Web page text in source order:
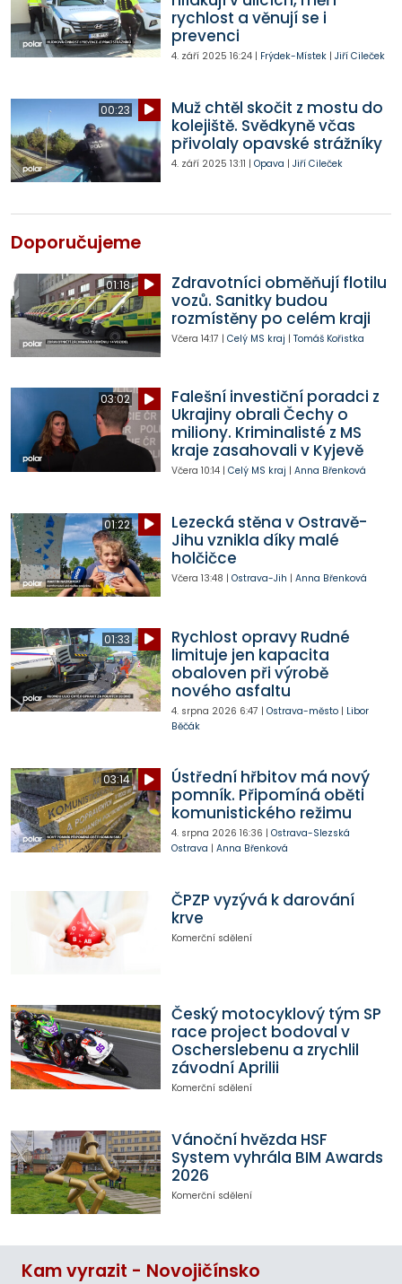
rychlost a věnují se i
prevenci
4. září 2025 16:24| Frýdek-Místek| Jiří Cileček
00:23
Muž chtěl skočit z mostu do
kolejiště. Svědkyně včas
přivolaly opavské strážníky
4. září 2025 13:11 | Opava | Jiří Cileček
Doporučujeme
01:18
Zdravotníci obměňují flotilu
vozů. Sanitky budou
rozmístěny po celém kraji
Včera 14:17 | Celý MS kraj | Tomáš Kořistka
03:02
Falešní investiční poradci z
Ukrajiny obrali Čechy o
miliony. Kriminalisté z MS
kraje zasahovali v Kyjevě
Včera 10:14| Celý MS kraj | Anna Břenková
01:22
Lezecká stěna v Ostravě-
Jihu vznikla díky malé
holčičce
Včera 13:48 | Ostrava-Jih | Anna Břenková
01:33
Rychlost opravy Rudné
limituje jen kapacita
obaloven při výrobě
nového asfaltu
4. srpna 2026 6:47 | Ostrava-město| Libor
Běčák
03:14
Ústřední hřbitov má nový
pomník. Připomíná oběti
komunistického režimu
4. srpna 2026 16:36 | Ostrava-Slezská
Ostrava | Anna Břenková
ČPZP vyzývá k darování
krve
Komerční sdělení
Český motocyklový tým SP
race project bodoval v
Oscherslebenu a zrychlil
závodní Aprilii
Komerční sdělení
Vánoční hvězda HSF
System vyhrála BIM Awards
2026
Komerční sdělení
Kam vyrazit - Novojičínsko